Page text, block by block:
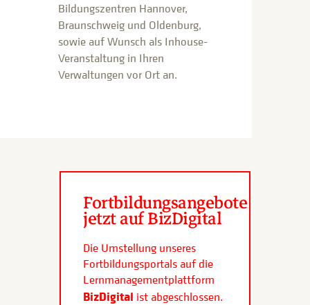
Bildungszentren Hannover,
Braunschweig und Oldenburg,
sowie auf Wunsch als Inhouse-
Veranstaltung in Ihren
Verwaltungen vor Ort an.
Fortbildungsangebote
jetzt auf BizDigital
Die Umstellung unseres
Fortbildungsportals auf die
Lernmanagementplattform
BizDigital ist abgeschlossen.